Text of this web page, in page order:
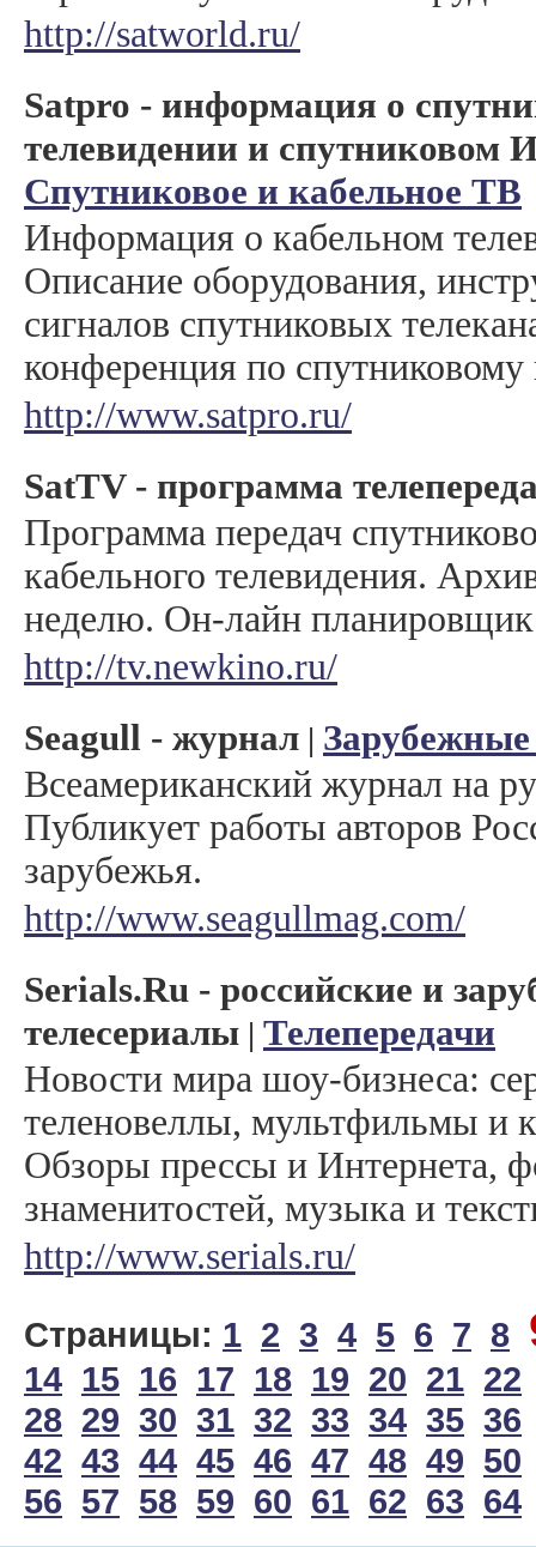
http://satworld.ru/
Satpro - информация о
телевидении и спутниковом
Спутниковое и кабельное ТВ
Информация о кабельном
Описание оборудования,
сигналов спутниковых
конференция по спутниковому
http://www.satpro.ru/
SatTV - программа
Программа передач
кабельного телевидения.
неделю. Он-лайн
http://tv.newkino.ru/
Seagull - журнал |
Всеамериканский журнал на
Публикует работы авторов
зарубежья.
http://www.seagullmag.com/
Serials.Ru - российские и
телесериалы | Телепередачи
Новости мира шоу-бизнеса:
теленовеллы, мультфильмы и
Обзоры прессы и Интернета,
знаменитостей, музыка и
http://www.serials.ru/
Страницы: 1 2 3 4 5 6 7 8
14 15 16 17 18 19 20 21 22
28 29 30 31 32 33 34 35 36
42 43 44 45 46 47 48 49 50
56 57 58 59 60 61 62 63 64